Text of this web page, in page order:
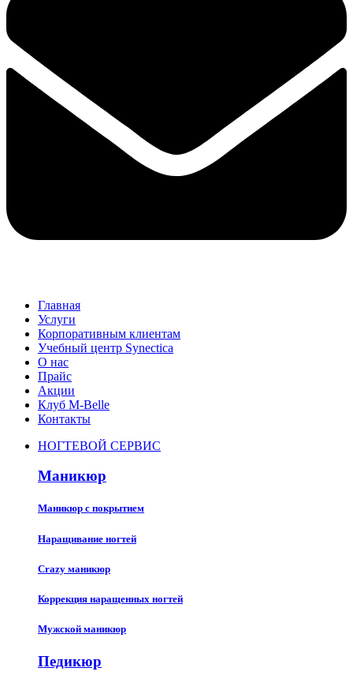
Главная
Услуги
Корпоративным клиентам
Учебный центр Synectica
О нас
Прайс
Акции
Клуб M-Belle
Контакты
НОГТЕВОЙ СЕРВИС
Маникюр
Маникюр с покрытием
Наращивание ногтей
Crazy маникюр
Коррекция наращенных ногтей
Мужской маникюр
Педикюр